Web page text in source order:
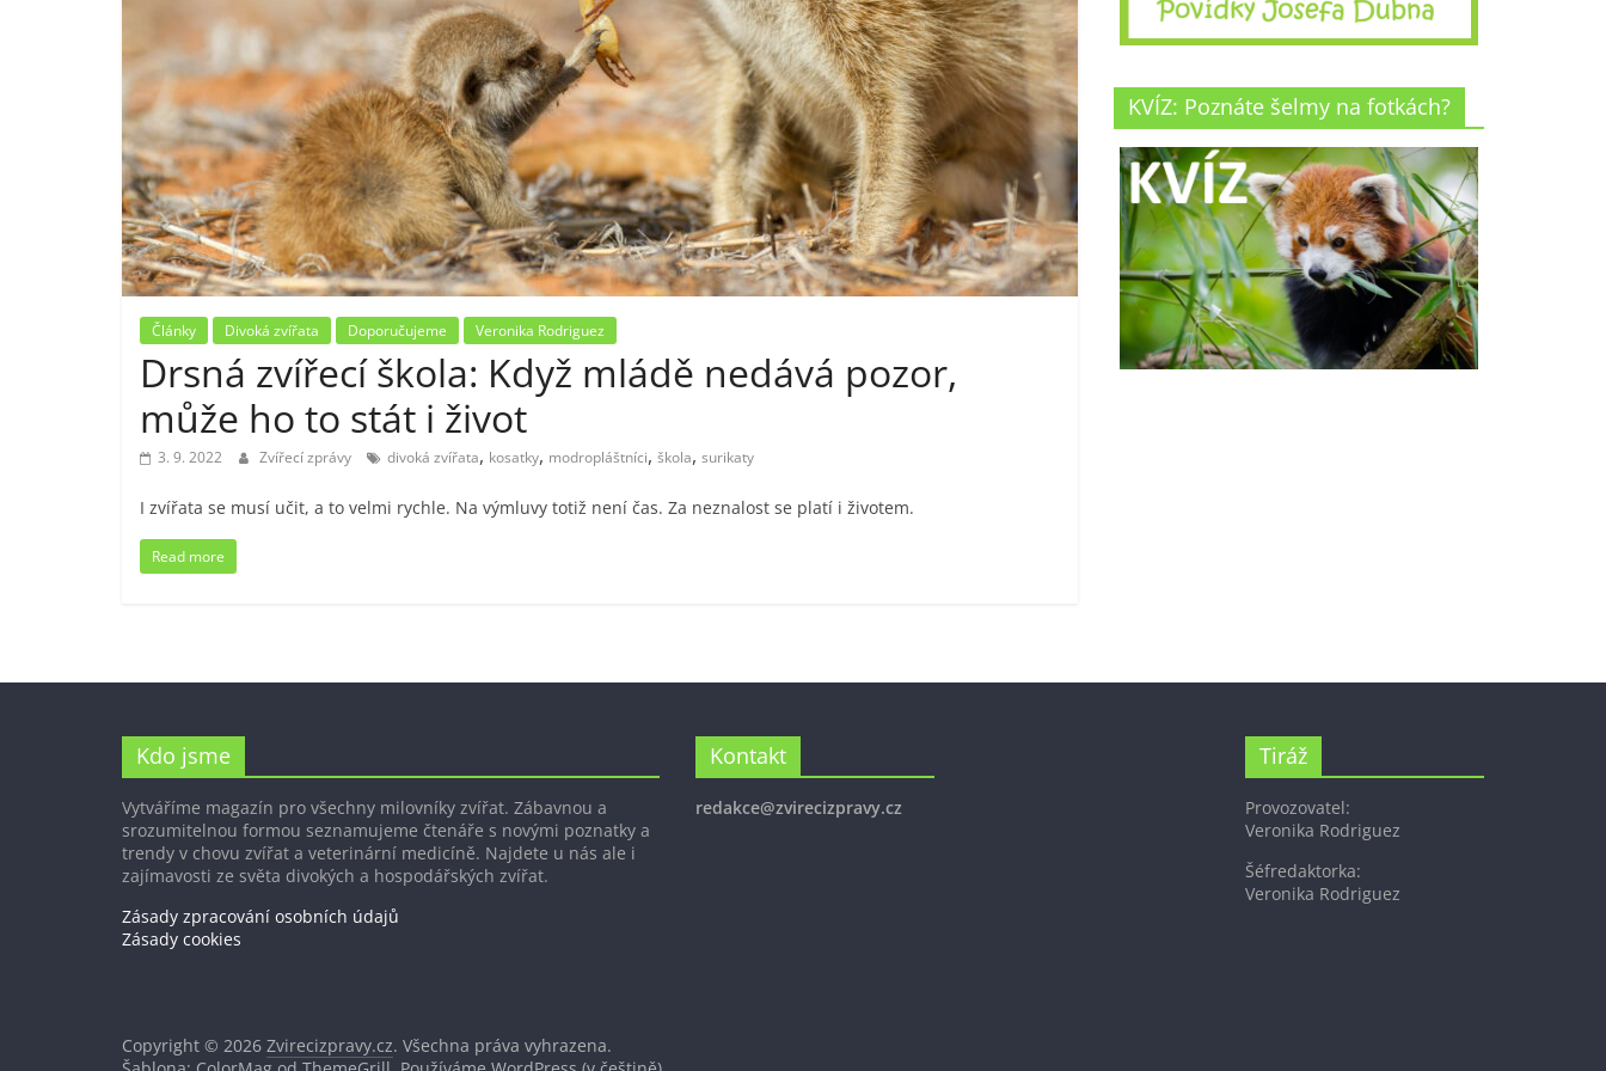
Články Divoká zvířata Doporučujeme Veronika Rodriguez
Drsná zvířecí škola: Když mládě nedává pozor,
může ho to stát i život
3. 9. 2022 Zvířecí zprávy divoká zvířata, kosatky, modropláštníci, škola, surikaty
I zvířata se musí učit, a to velmi rychle. Na výmluvy totiž není čas. Za neznalost se platí i životem.
Read more
KVÍZ: Poznáte šelmy na fotkách?
Kdo jsme
Vytváříme magazín pro všechny milovníky zvířat. Zábavnou a
srozumitelnou formou seznamujeme čtenáře s novými poznatky a
trendy v chovu zvířat a veterinární medicíně. Najdete u nás ale i
zajímavosti ze světa divokých a hospodářských zvířat.
Zásady zpracování osobních údajů
Zásady cookies
Kontakt
redakce@zvirecizpravy.cz
Tiráž
Provozovatel:
Veronika Rodriguez
Šéfredaktorka:
Veronika Rodriguez
Copyright © 2026 Zvirecizpravy.cz. Všechna práva vyhrazena.